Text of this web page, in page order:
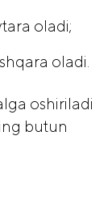
oladi;
oladi.
oshiriladi
butun